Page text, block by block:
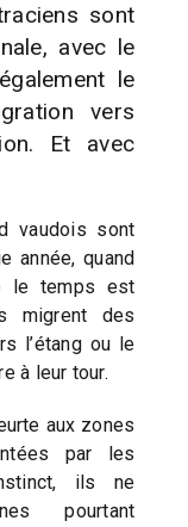
sont
avec le
le
vers
Et avec
vaudois sont
année, quand
le temps est
migrent des
l’étang ou le
à leur tour.
aux zones
par les
ils ne
pourtant